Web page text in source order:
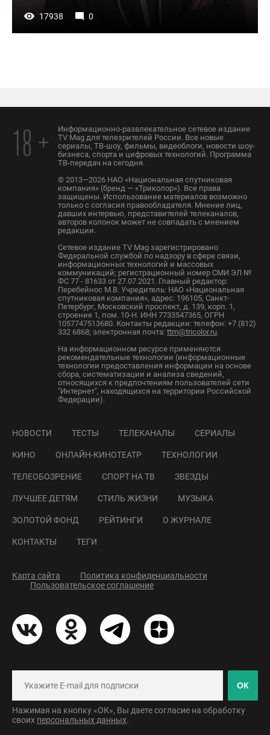
17938 0
18 +
Информационно-развлекательное сетевое издание
TV Mag для телезрителей России. Все новые
сериалы, ТВ-шоу, фильмы, видеоблоги, новости шоу-
бизнеса, спорта и цифровых технологий. Программа
ТВ-передач на сегодня.
© 2013—2026 НАО «Национальная спутниковая
компания» (бренд — «Триколор»). Все права
защищены. Использование материалов возможно
только с согласия правообладателя. Мнение лиц,
давших интервью, представителей телеканалов,
авторов колонок может не совпадать с мнением
редакции.
Сетевое издание TV Mag зарегистрировано
Федеральной службой по надзору в сфере связи,
информационных технологий и массовых
коммуникаций; регистрационный номер СМИ ЭЛ №
ФС 77 - 81633 от 27.07.2021. Главный редактор:
Перебейнос М.В. Учредитель: НАО «Национальная
спутниковая компания», адрес: 196105, Санкт-
Петербург, Московский проспект, д. 139, корп. 1,
строение 1, пом. 10-Н. ИНН 7733547365, ОГРН
1057747513680. Контакты редакции: телефон: +7 (812)
332 6868; электронная почта: ttm@tricolor.ru.
На информационном ресурсе применяются
рекомендательные технологии (информационные
технологии предоставления информации на основе
сбора, систематизации и анализа сведений,
относящихся к предпочтениям пользователей сети
"Интернет", находящихся на территории Российской
Федерации).
НОВОСТИ ТЕСТЫ ТЕЛЕКАНАЛЫ СЕРИАЛЫ
КИНО ОНЛАЙН-КИНОТЕАТР ТЕХНОЛОГИИ
ТЕЛЕОБОЗРЕНИЕ СПОРТ НА ТВ ЗВЕЗДЫ
ЛУЧШЕЕ ДЕТЯМ СТИЛЬ ЖИЗНИ МУЗЫКА
ЗОЛОТОЙ ФОНД РЕЙТИНГИ О ЖУРНАЛЕ
КОНТАКТЫ ТЕГИ
Карта сайта
Политика конфиденциальности
Пользовательское соглашение
ОК
Нажимая на кнопку «ОК», Вы даете согласие на обработку
своих персональных данных.